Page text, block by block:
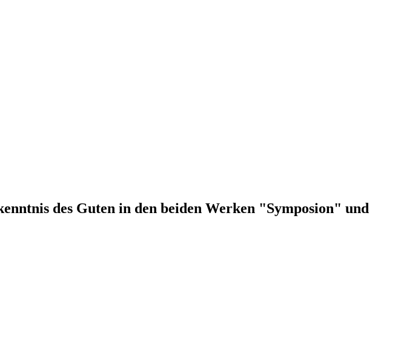
des Guten in den beiden Werken "Symposion" und